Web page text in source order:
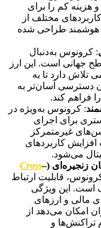
هزینه کم را برای
مختلف از
هوشمند طراحی شده
: کرونوس به‌دنبال
جهانی است. این ارز
تلاش دارد تا به
دسترسی آسان‌تر به
فراهم کند.
: کرونوس به‌ویژه در
برای اجرای
غیرمتمرکز
کاربردهای
می‌شود.
زنجیره‌ای ( Cross–
قابلیت ارتباط
است. این ویژگی
مالی و ارزهای
امکان می‌دهد از
تراکنش‌ها و